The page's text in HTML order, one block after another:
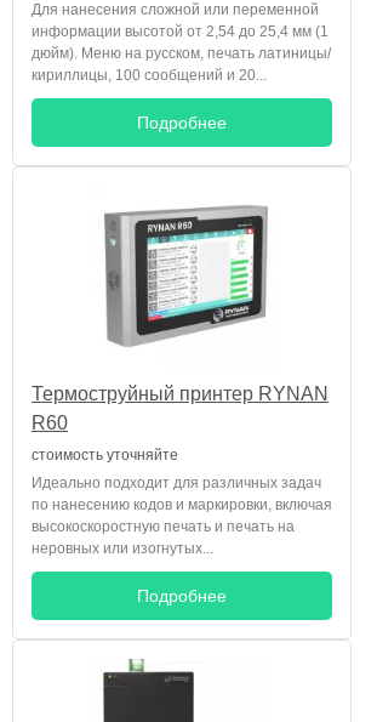
Для нанесения сложной или переменной
информации высотой от 2,54 до 25,4 мм (1
дюйм). Меню на русском, печать латиницы/
кириллицы, 100 сообщений и 20...
Подробнее
Термоструйный принтер RYNAN
R60
стоимость уточняйте
Идеально подходит для различных задач
по нанесению кодов и маркировки, включая
высокоскоростную печать и печать на
неровных или изогнутых...
Подробнее